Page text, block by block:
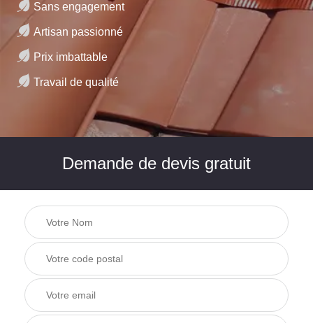
Sans engagement
Artisan passionné
Prix imbattable
Travail de qualité
Demande de devis gratuit